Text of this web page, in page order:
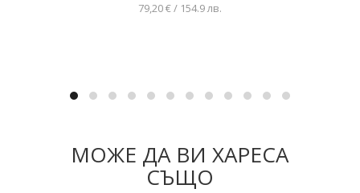
79,20 € / 154.9 лв.
МОЖЕ ДА ВИ ХАРЕСА
СЪЩО